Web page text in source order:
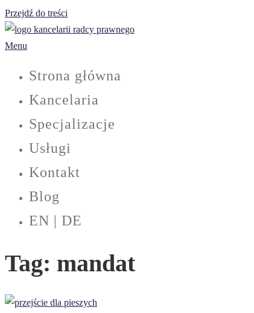
Przejdź do treści
Menu
Strona główna
Kancelaria
Specjalizacje
Usługi
Kontakt
Blog
EN | DE
Tag: mandat